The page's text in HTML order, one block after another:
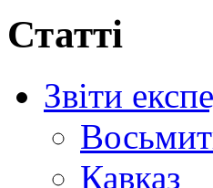
Статті
Звіти
Кавказ